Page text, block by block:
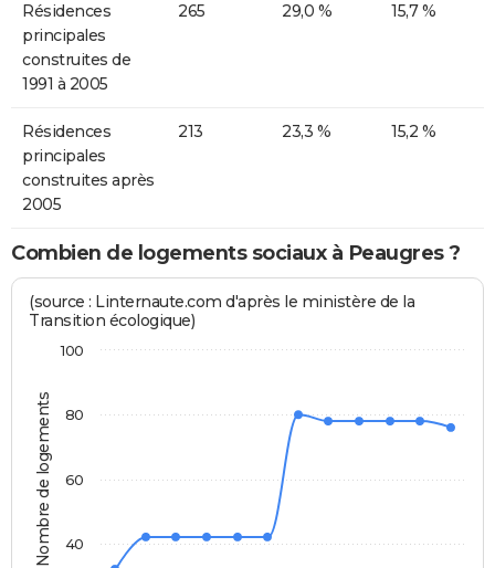
Résidences
principales
construites de
1991 à 2005
265 29,0 % 15,7 %
Résidences
principales
construites après
2005
213 23,3 % 15,2 %
Combien de logements sociaux à Peaugres ?
Nombre de logements
(source : Linternaute.com d'après le ministère de la
Transition écologique)
40
60
80
100